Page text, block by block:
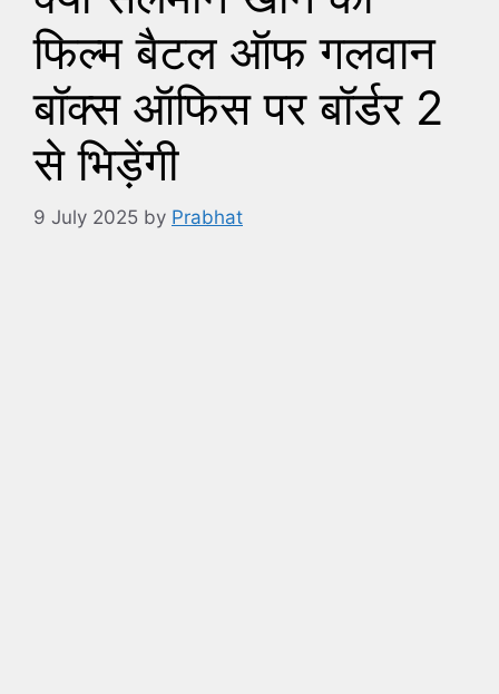
फिल्म बैटल ऑफ गलवान
बॉक्स ऑफिस पर बॉर्डर 2
से भिड़ेंगी
9 July 2025 by Prabhat